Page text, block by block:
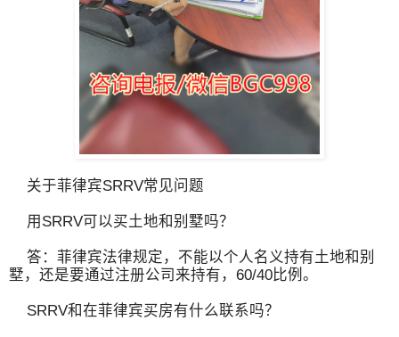
关于菲律宾SRRV常见问题
用SRRV可以买土地和别墅吗？
答：菲律宾法律规定，不能以个人名义持有土地和别
墅，还是要通过注册公司来持有，60/40比例。
SRRV和在菲律宾买房有什么联系吗？